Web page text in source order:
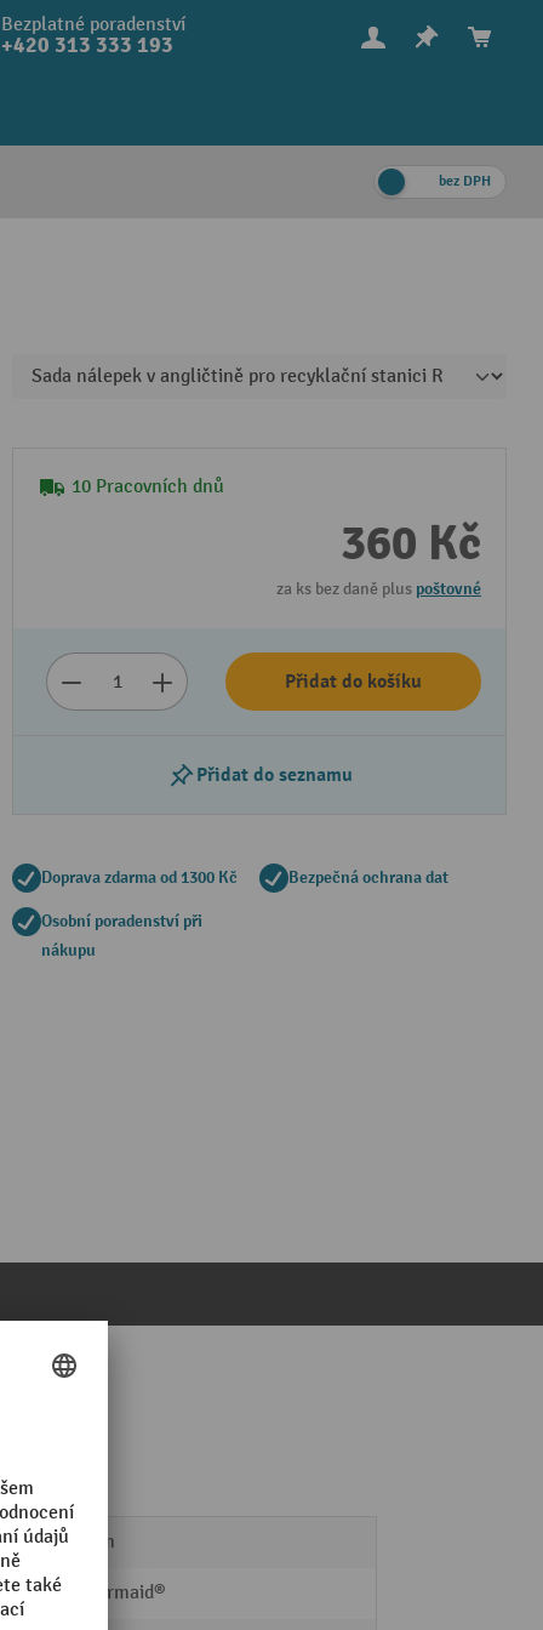
Bezplatné poradenství
+420 313 333 193
bez DPH
10 Pracovních dnů
360 Kč
za ks bez daně plus poštovné
Přidat do košíku
Přidat do seznamu
Doprava zdarma od 1300 Kč Bezpečná ochrana dat
Osobní poradenství při
nákupu
2,1 mm
Rubbermaid®